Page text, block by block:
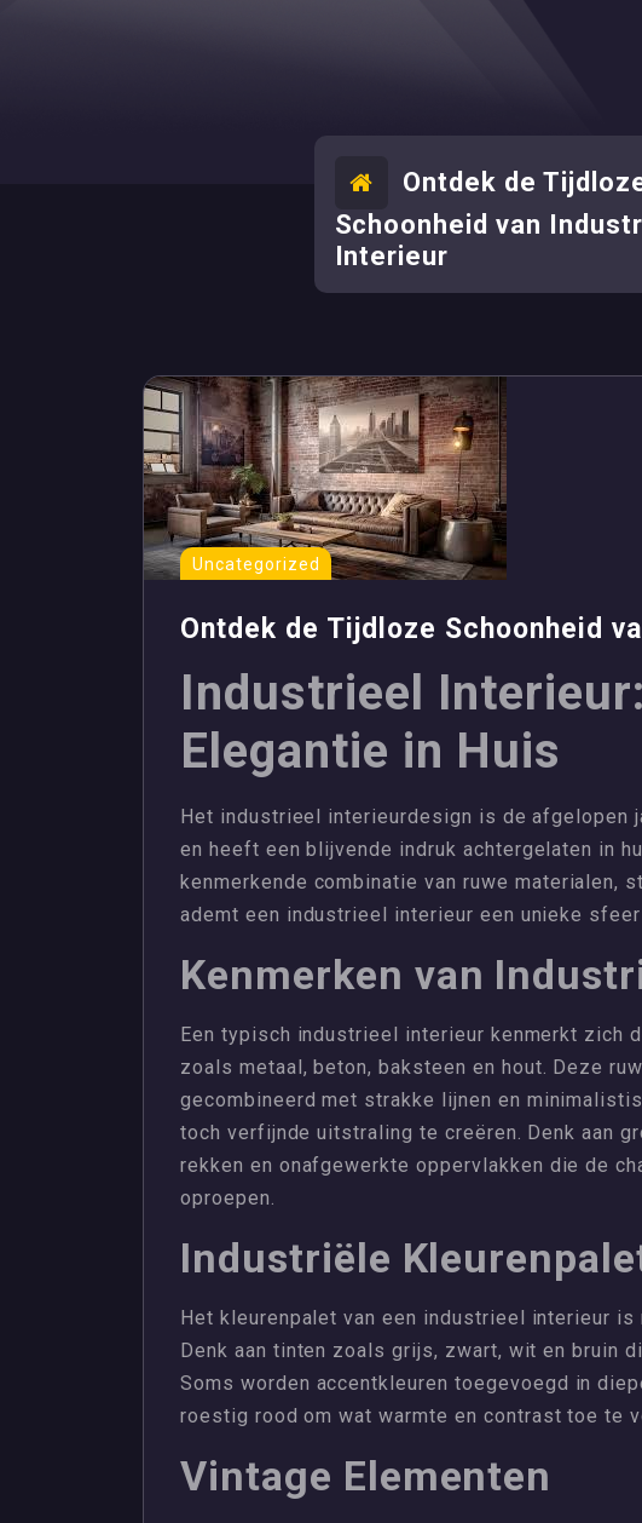
Ontdek de
Schoonheid van
Interieur
Uncategorized
Ontdek de Tijdloze Schoonheid
Industrieel
Elegantie in Huis
Het industrieel interieurdesign is de afgelopen
en heeft een blijvende indruk achtergelaten in
kenmerkende combinatie van ruwe materialen,
ademt een industrieel interieur een unieke
Kenmerken van
Een typisch industrieel interieur kenmerkt zich
zoals metaal, beton, baksteen en hout. Deze
gecombineerd met strakke lijnen en
toch verfijnde uitstraling te creëren. Denk aan
rekken en onafgewerkte oppervlakken die de
oproepen.
Industriële
Het kleurenpalet van een industrieel interieur
Denk aan tinten zoals grijs, zwart, wit en bruin
Soms worden accentkleuren toegevoegd in
roestig rood om wat warmte en contrast toe te
Vintage Elementen